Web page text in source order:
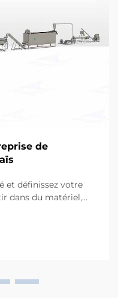
de
et définissez votre
dans du matériel,
de maïs, fabriquées